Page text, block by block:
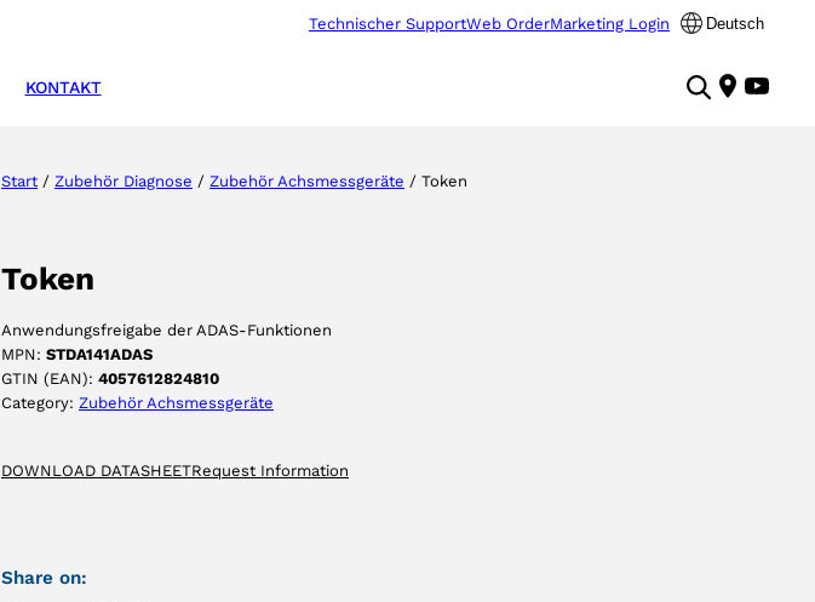
Technischer SupportWeb OrderMarketing Login Deutsch
KONTAKT
Start / Zubehör Diagnose / Zubehör Achsmessgeräte / Token
Token
Anwendungsfreigabe der ADAS-Funktionen
MPN: STDA141ADAS
GTIN (EAN): 4057612824810
Category: Zubehör Achsmessgeräte
DOWNLOAD DATASHEETRequest Information
Share on: